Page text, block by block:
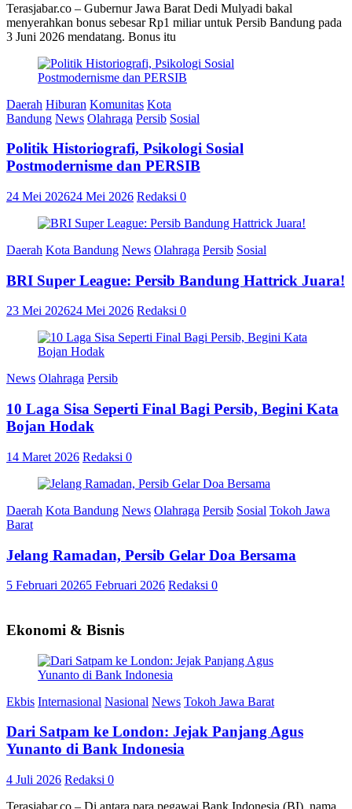
Terasjabar.co – Gubernur Jawa Barat Dedi Mulyadi bakal
menyerahkan bonus sebesar Rp1 miliar untuk Persib Bandung pada
3 Juni 2026 mendatang. Bonus itu
Daerah Hiburan Komunitas Kota
Bandung News Olahraga Persib Sosial
Politik Historiografi, Psikologi Sosial
Postmodernisme dan PERSIB
24 Mei 202624 Mei 2026 Redaksi 0
Daerah Kota Bandung News Olahraga Persib Sosial
BRI Super League: Persib Bandung Hattrick Juara!
23 Mei 202624 Mei 2026 Redaksi 0
News Olahraga Persib
10 Laga Sisa Seperti Final Bagi Persib, Begini Kata
Bojan Hodak
14 Maret 2026 Redaksi 0
Daerah Kota Bandung News Olahraga Persib Sosial Tokoh Jawa
Barat
Jelang Ramadan, Persib Gelar Doa Bersama
5 Februari 20265 Februari 2026 Redaksi 0
Ekonomi & Bisnis
Ekbis Internasional Nasional News Tokoh Jawa Barat
Dari Satpam ke London: Jejak Panjang Agus
Yunanto di Bank Indonesia
4 Juli 2026 Redaksi 0